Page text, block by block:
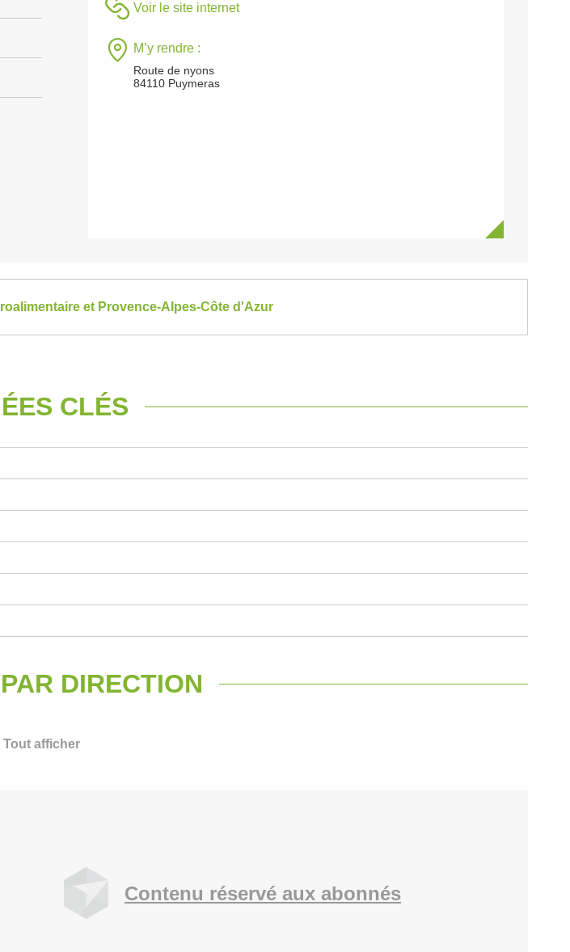
Voir le site internet
M’y rendre :
Route de nyons
84110 Puymeras
et Provence-Alpes-Côte d'Azur
CLÉS
DIRECTION
Tout afficher
Contenu réservé aux abonnés